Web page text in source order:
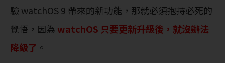
驗 watchOS 9 帶來的新功能，那就必須抱持必死的
覺悟，因為 watchOS 只要更新升級後，就沒辦法
降級了 。